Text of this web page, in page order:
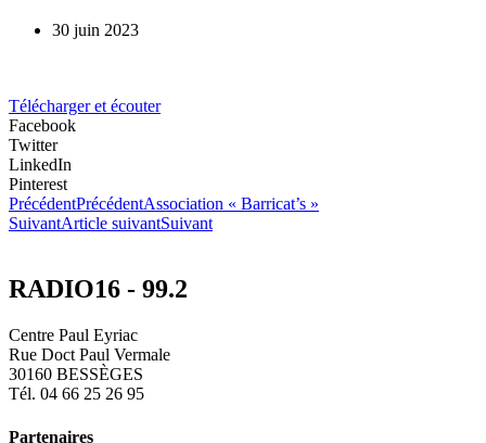
30 juin 2023
Télécharger et écouter
Facebook
Twitter
LinkedIn
Pinterest
PrécédentPrécédentAssociation « Barricat’s »
SuivantArticle suivantSuivant
RADIO16 - 99.2
Centre Paul Eyriac
Rue Doct Paul Vermale
30160 BESSÈGES
Tél. 04 66 25 26 95
Partenaires